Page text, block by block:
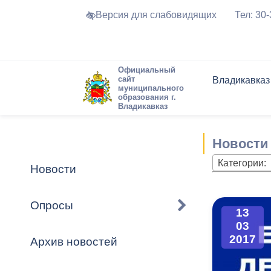
Версия для слабовидящих Тел:
Официальный
сайт
муниципального
образования г.
Владикавказ
Владикавказ
Устав города
Города-
городского
Торги и
Формы
Обратная
Комиссии
График
Новостная
Актуально
Новости
Опросы
Архив новостей
Новости
Категории:
13
03
2017